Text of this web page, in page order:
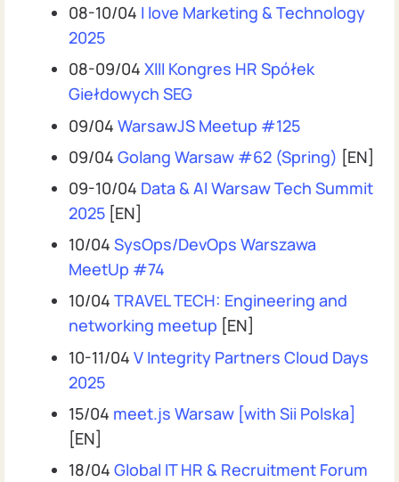
08-10/04 I love Marketing & Technology
2025
08-09/04 XIII Kongres HR Spółek
Giełdowych SEG
09/04 WarsawJS Meetup #125
09/04 Golang Warsaw #62 (Spring) [EN]
09-10/04 Data & AI Warsaw Tech Summit
2025 [EN]
10/04 SysOps/DevOps Warszawa
MeetUp #74
10/04 TRAVEL TECH: Engineering and
networking meetup [EN]
10-11/04 V Integrity Partners Cloud Days
2025
15/04 meet.js Warsaw [with Sii Polska]
[EN]
18/04 Global IT HR & Recruitment Forum